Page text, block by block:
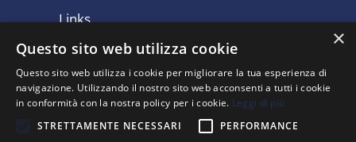
Links
Home
Consulenza Contabile
Lo Studio Legale
Clienti
Partecipazioni
Pubblicazioni
Contatti
ISO 9001 : 2008
×
Questo sito web utilizza cookie
Questo sito web utilizza i cookie per migliorare la tua esperienza di
navigazione. Utilizzando il nostro sito web acconsenti a tutti i cookie
in conformità con la nostra policy per i cookie. Leggi di più
STRETTAMENTE NECESSARI
PERFORMANCE